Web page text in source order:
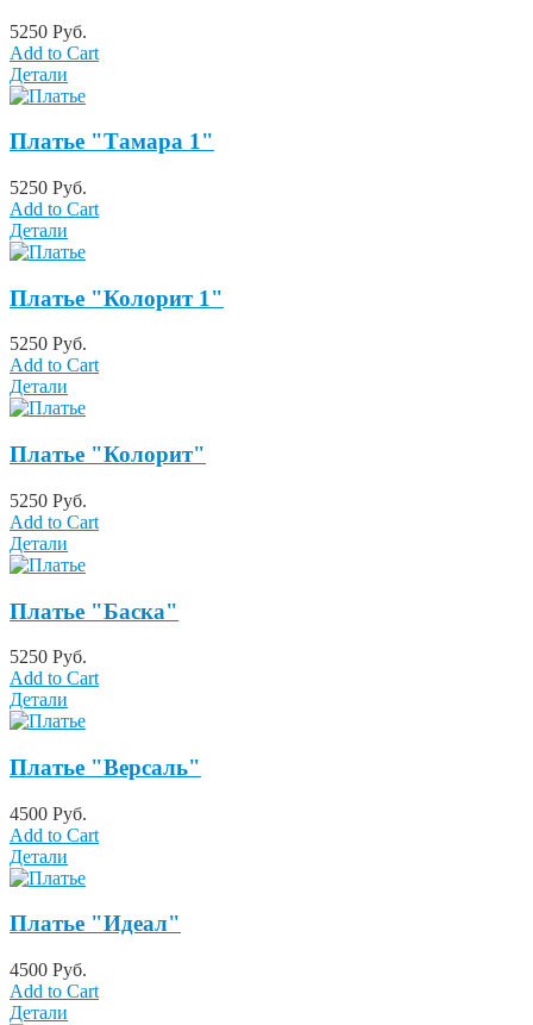
5250 Руб.
Add to Cart
Детали
Платье "Тамара 1"
5250 Руб.
Add to Cart
Детали
Платье "Колорит 1"
5250 Руб.
Add to Cart
Детали
Платье "Колорит"
5250 Руб.
Add to Cart
Детали
Платье "Баска"
5250 Руб.
Add to Cart
Детали
Платье "Версаль"
4500 Руб.
Add to Cart
Детали
Платье "Идеал"
4500 Руб.
Add to Cart
Детали